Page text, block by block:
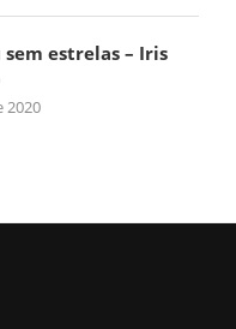
sem estrelas – Iris
2020